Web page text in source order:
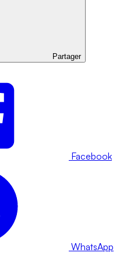
Partager
Facebook
WhatsApp